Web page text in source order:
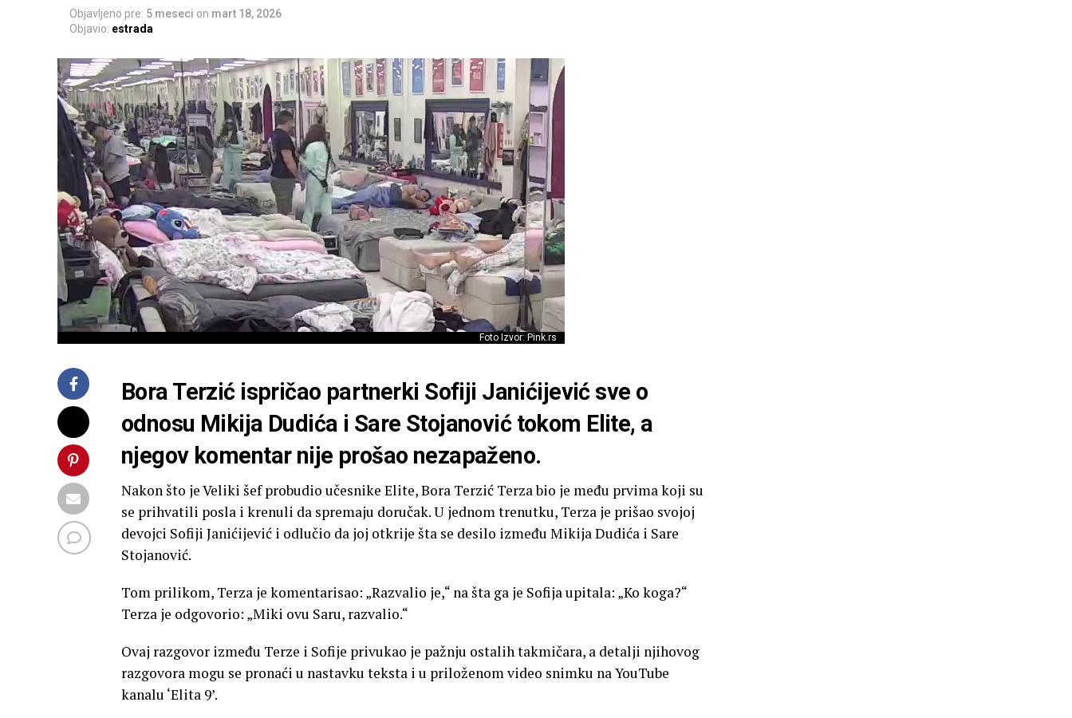
Objavljeno pre: 5 meseci on mart 18, 2026
Objavio: estrada
Foto Izvor: Pink.rs
Bora Terzić ispričao partnerki Sofiji Janićijević sve o
odnosu Mikija Dudića i Sare Stojanović tokom Elite, a
njegov komentar nije prošao nezapaženo.
Nakon što je Veliki šef probudio učesnike Elite, Bora Terzić Terza bio je među prvima koji su
se prihvatili posla i krenuli da spremaju doručak. U jednom trenutku, Terza je prišao svojoj
devojci Sofiji Janićijević i odlučio da joj otkrije šta se desilo između Mikija Dudića i Sare
Stojanović.
Tom prilikom, Terza je komentarisao: „Razvalio je,“ na šta ga je Sofija upitala: „Ko koga?“
Terza je odgovorio: „Miki ovu Saru, razvalio.“
Ovaj razgovor između Terze i Sofije privukao je pažnju ostalih takmičara, a detalji njihovog
razgovora mogu se pronaći u nastavku teksta i u priloženom video snimku na YouTube
kanalu ‘Elita 9’.